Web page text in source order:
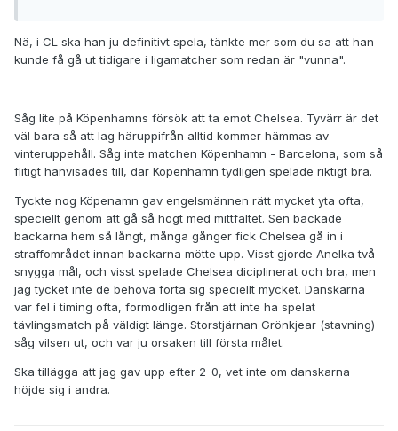
Nä, i CL ska han ju definitivt spela, tänkte mer som du sa att han
kunde få gå ut tidigare i ligamatcher som redan är "vunna".
Såg lite på Köpenhamns försök att ta emot Chelsea. Tyvärr är det
väl bara så att lag häruppifrån alltid kommer hämmas av
vinteruppehåll. Såg inte matchen Köpenhamn - Barcelona, som så
flitigt hänvisades till, där Köpenhamn tydligen spelade riktigt bra.
Tyckte nog Köpenamn gav engelsmännen rätt mycket yta ofta,
speciellt genom att gå så högt med mittfältet. Sen backade
backarna hem så långt, många gånger fick Chelsea gå in i
straffområdet innan backarna mötte upp. Visst gjorde Anelka två
snygga mål, och visst spelade Chelsea diciplinerat och bra, men
jag tycket inte de behöva förta sig speciellt mycket. Danskarna
var fel i timing ofta, formodligen från att inte ha spelat
tävlingsmatch på väldigt länge. Storstjärnan Grönkjear (stavning)
såg vilsen ut, och var ju orsaken till första målet.
Ska tillägga att jag gav upp efter 2-0, vet inte om danskarna
höjde sig i andra.